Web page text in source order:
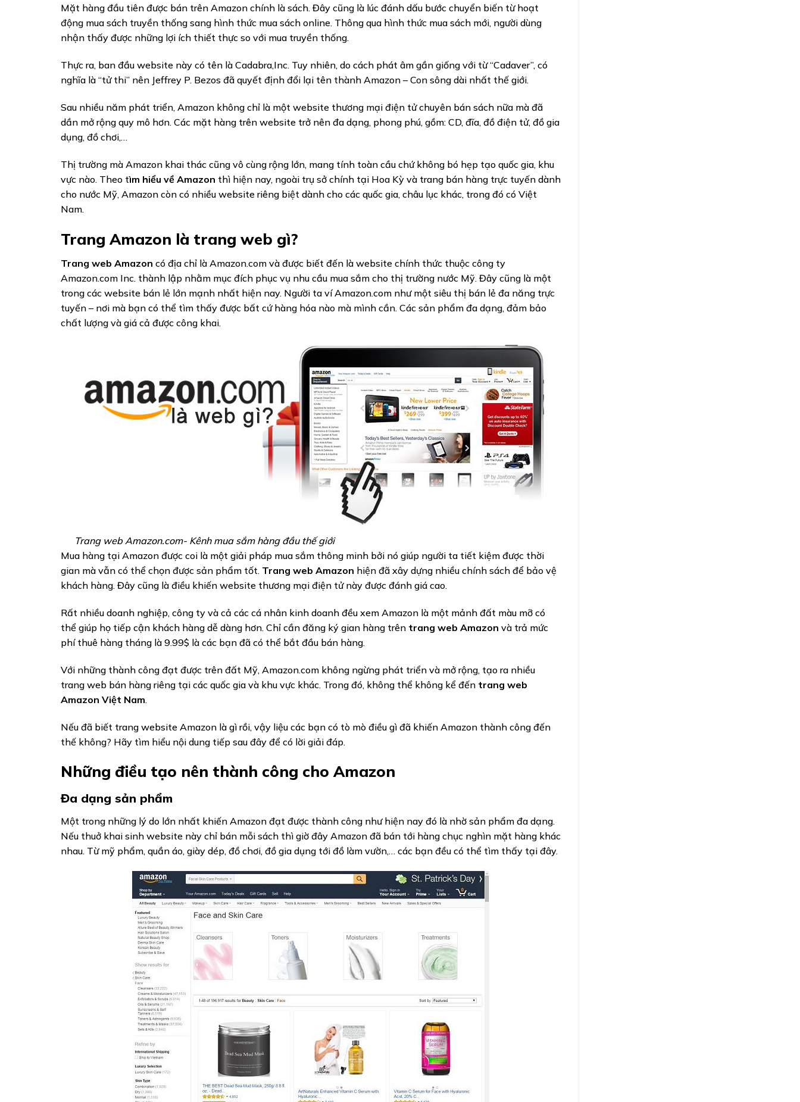
Mặt hàng đầu tiên được bán trên Amazon chính là sách. Đây cũng là lúc đánh dấu bước chuyển biến từ hoạt
động mua sách truyền thống sang hình thức mua sách online. Thông qua hình thức mua sách mới, người dùng
nhận thấy được những lợi ích thiết thực so với mua truyền thống.
Thực ra, ban đầu website này có tên là Cadabra,Inc. Tuy nhiên, do cách phát âm gần giống với từ “Cadaver”, có
nghĩa là “tử thi” nên Jeffrey P. Bezos đã quyết định đổi lại tên thành Amazon – Con sông dài nhất thế giới.
Sau nhiều năm phát triển, Amazon không chỉ là một website thương mại điện tử chuyên bán sách nữa mà đã
dần mở rộng quy mô hơn. Các mặt hàng trên website trở nên đa dạng, phong phú, gồm: CD, đĩa, đồ điện tử, đồ gia
dụng, đồ chơi,…
Thị trường mà Amazon khai thác cũng vô cùng rộng lớn, mang tính toàn cầu chứ không bó hẹp tạo quốc gia, khu
vực nào. Theo tìm hiểu về Amazon thì hiện nay, ngoài trụ sở chính tại Hoa Kỳ và trang bán hàng trực tuyến dành
cho nước Mỹ, Amazon còn có nhiều website riêng biệt dành cho các quốc gia, châu lục khác, trong đó có Việt
Nam.
Trang Amazon là trang web gì?
Trang web Amazon có địa chỉ là Amazon.com và được biết đến là website chính thức thuộc công ty
Amazon.com Inc. thành lập nhằm mục đích phục vụ nhu cầu mua sắm cho thị trường nước Mỹ. Đây cũng là một
trong các website bán lẻ lớn mạnh nhất hiện nay. Người ta ví Amazon.com như một siêu thị bán lẻ đa năng trực
tuyến – nơi mà bạn có thể tìm thấy được bất cứ hàng hóa nào mà mình cần. Các sản phẩm đa dạng, đảm bảo
chất lượng và giá cả được công khai.
Trang web Amazon.com- Kênh mua sắm hàng đầu thế giới
Mua hàng tại Amazon được coi là một giải pháp mua sắm thông minh bởi nó giúp người ta tiết kiệm được thời
gian mà vẫn có thể chọn được sản phẩm tốt. Trang web Amazon hiện đã xây dựng nhiều chính sách để bảo vệ
khách hàng. Đây cũng là điều khiến website thương mại điện tử này được đánh giá cao.
Rất nhiều doanh nghiệp, công ty và cả các cá nhân kinh doanh đều xem Amazon là một mảnh đất màu mỡ có
thể giúp họ tiếp cận khách hàng dễ dàng hơn. Chỉ cần đăng ký gian hàng trên trang web Amazon và trả mức
phí thuê hàng tháng là 9.99$ là các bạn đã có thể bắt đầu bán hàng.
Với những thành công đạt được trên đất Mỹ, Amazon.com không ngừng phát triển và mở rộng, tạo ra nhiều
trang web bán hàng riêng tại các quốc gia và khu vực khác. Trong đó, không thể không kể đến trang web
Amazon Việt Nam.
Nếu đã biết trang website Amazon là gì rồi, vậy liệu các bạn có tò mò điều gì đã khiến Amazon thành công đến
thế không? Hãy tìm hiểu nội dung tiếp sau đây để có lời giải đáp.
Những điều tạo nên thành công cho Amazon
Đa dạng sản phẩm
Một trong những lý do lớn nhất khiến Amazon đạt được thành công như hiện nay đó là nhờ sản phẩm đa dạng.
Nếu thuở khai sinh website này chỉ bán mỗi sách thì giờ đây Amazon đã bán tới hàng chục nghìn mặt hàng khác
nhau. Từ mỹ phẩm, quần áo, giày dép, đồ chơi, đồ gia dụng tới đồ làm vườn,… các bạn đều có thể tìm thấy tại đây.